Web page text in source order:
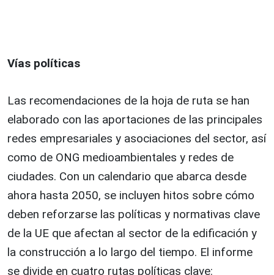
Vías políticas
Las recomendaciones de la hoja de ruta se han
elaborado con las aportaciones de las principales
redes empresariales y asociaciones del sector, así
como de ONG medioambientales y redes de
ciudades. Con un calendario que abarca desde
ahora hasta 2050, se incluyen hitos sobre cómo
deben reforzarse las políticas y normativas clave
de la UE que afectan al sector de la edificación y
la construcción a lo largo del tiempo. El informe
se divide en cuatro rutas políticas clave: